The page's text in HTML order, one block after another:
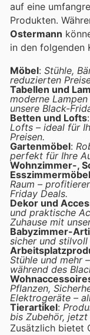
auf eine
Produkten.
Ostermann
in den folgenden
Möbel: Stühle,
reduzierten
Tabellen und
moderne
unsere Black-
Betten und Lofts:
Lofts – ideal für
Preisen.
Gartenmöbel:
perfekt für Ihre
Wohnzimmer-,
Esszimmermöbel
Raum –
Friday Deals.
Dekor und
und praktische
Zuhause mit
Babyzimmer-
sicher und
Stühle und mehr
während des
Pflanzen,
Elektrogeräte –
Tierartikel:
bis Zubehör,
Zusätzlich bietet